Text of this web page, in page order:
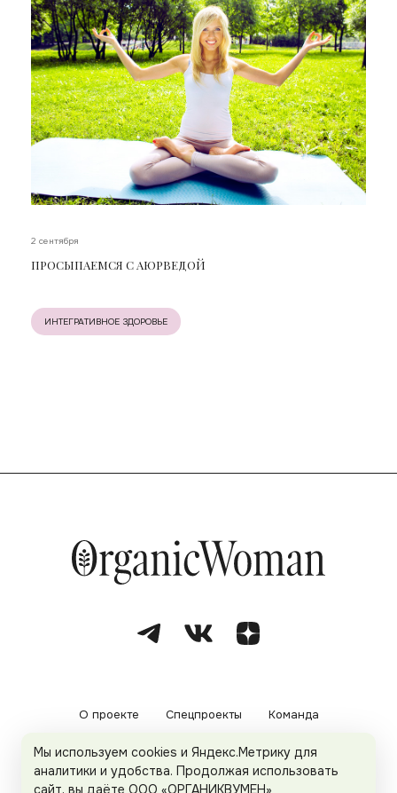
2 сентября
ПРОСЫПАЕМСЯ С АЮРВЕДОЙ
ИНТЕГРАТИВНОЕ ЗДОРОВЬЕ
О проекте Спецпроекты Команда
Рекламодателям Политика конфиденциальности
Мы используем cookies и Яндекс.Метрику для
аналитики и удобства. Продолжая использовать
сайт, вы даёте ООО «ОРГАНИКВУМЕН»